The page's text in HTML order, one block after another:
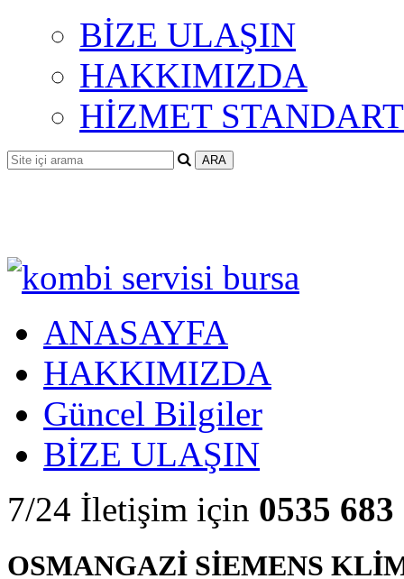
BİZE ULAŞIN
HAKKIMIZDA
HİZMET
ANASAYFA
HAKKIMIZDA
Güncel Bilgiler
BİZE ULAŞIN
7/24 İletişim için 0535 683
OSMANGAZİ SİEMENS